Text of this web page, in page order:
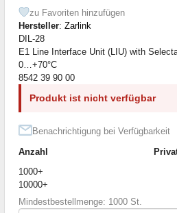
zu Favoriten hinzufügen
Hersteller: Zarlink
DIL-28
E1 Line Interface Unit (LIU) with
0…+70°C
8542 39 90 00
Produkt ist nicht verfügbar
Benachrichtigung bei Verfügbarkeit
Anzahl
1000+
10000+
Mindestbestellmenge: 1000 St.